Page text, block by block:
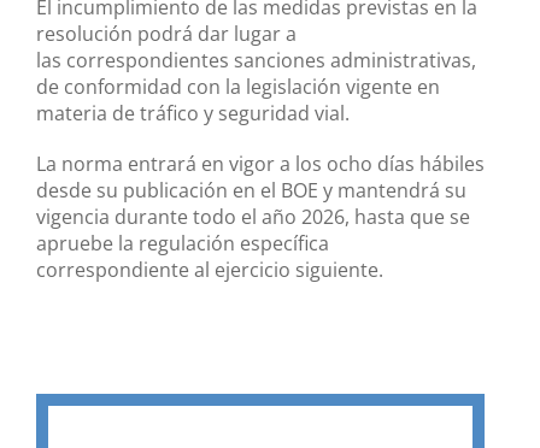
El incumplimiento de las medidas previstas en la
resolución podrá dar lugar a
las correspondientes sanciones administrativas,
de conformidad con la legislación vigente en
materia de tráfico y seguridad vial.
La norma entrará en vigor a los ocho días hábiles
desde su publicación en el BOE y mantendrá su
vigencia durante todo el año 2026, hasta que se
apruebe la regulación específica
correspondiente al ejercicio siguiente.